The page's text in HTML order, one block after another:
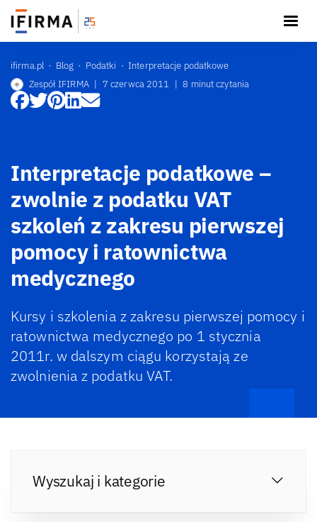
ifirma.pl Blog Podatki
Interpretacje podatkowe
Zespół IFIRMA | 7 czerwca 2011 | 8 minut czytania
Interpretacje podatkowe –
zwolnie z podatku VAT
szkoleń z zakresu pierwszej
pomocy i ratownictwa
medycznego
Kursy i szkolenia z zakresu pierwszej pomocy i
ratownictwa medycznego po 1 stycznia
2011r. w dalszym ciągu korzystają ze
zwolnienia z podatku VAT.
Wyszukaj i kategorie